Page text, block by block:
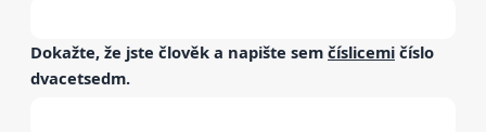
Dokažte, že jste člověk a napište sem číslicemi číslo
dvacetsedm.